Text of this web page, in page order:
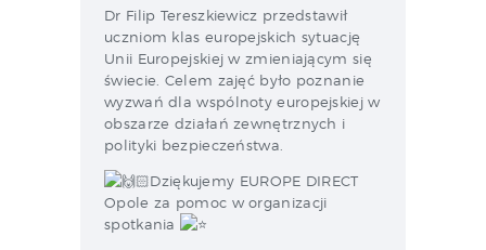
Dr Filip Tereszkiewicz przedstawił
uczniom klas europejskich sytuację
Unii Europejskiej w zmieniającym się
świecie. Celem zajęć było poznanie
wyzwań dla wspólnoty europejskiej w
obszarze działań zewnętrznych i
polityki bezpieczeństwa.
Dziękujemy EUROPE DIRECT
Opole za pomoc w organizacji
spotkania